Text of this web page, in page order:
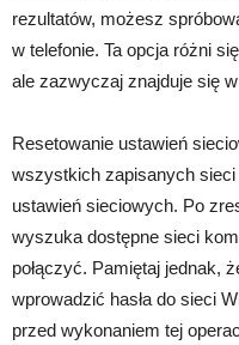
rezultatów, możesz
w telefonie. Ta opcja różni
ale zazwyczaj znajduje się w
Resetowanie ustawień
wszystkich zapisanych sieci
ustawień sieciowych. Po
wyszuka dostępne sieci
połączyć. Pamiętaj jednak,
wprowadzić hasła do sieci
przed wykonaniem tej